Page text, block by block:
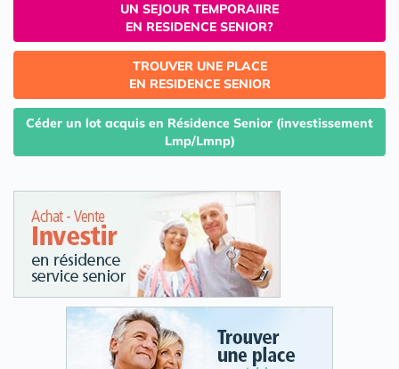
UN SEJOUR TEMPORAIIRE
EN RESIDENCE SENIOR?
TROUVER UNE PLACE
EN RESIDENCE SENIOR
Céder un lot acquis en Résidence Senior (investissement
Lmp/Lmnp)